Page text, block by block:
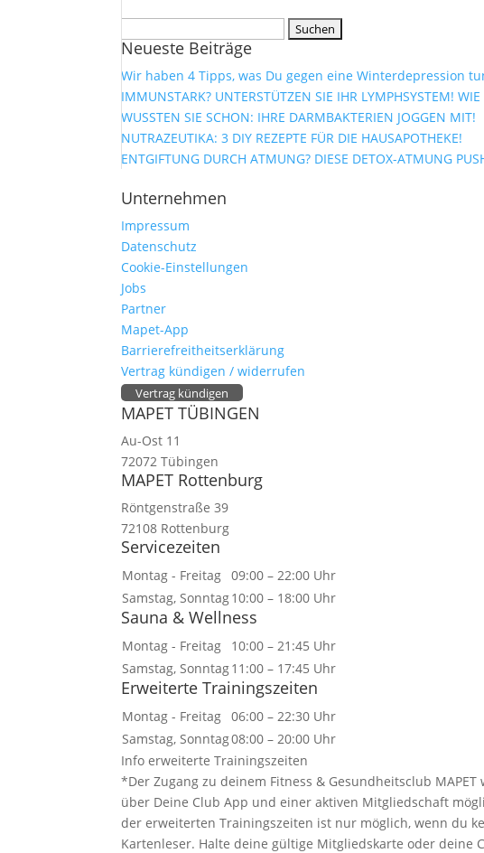
nach:
Neueste Beiträge
Wir haben 4 Tipps, was Du gegen eine Winterdepression
IMMUNSTARK? UNTERSTÜTZEN SIE IHR LYMPHSYSTEM!
WUSSTEN SIE SCHON: IHRE DARMBAKTERIEN JOGGEN MIT!
NUTRAZEUTIKA: 3 DIY REZEPTE FÜR DIE HAUSAPOTHEKE!
ENTGIFTUNG DURCH ATMUNG? DIESE DETOX-ATMUNG
Unternehmen
Impressum
Datenschutz
Cookie-Einstellungen
Jobs
Partner
Mapet-App
Barrierefreitheitserklärung
Vertrag kündigen / widerrufen
Vertrag kündigen
MAPET TÜBINGEN
Au-Ost 11
72072 Tübingen
MAPET Rottenburg
Röntgenstraße 39
72108 Rottenburg
Servicezeiten
Montag - Freitag
09:00 – 22:00 Uhr
Samstag, Sonntag10:00 – 18:00 Uhr
Sauna & Wellness
Montag - Freitag
10:00 – 21:45 Uhr
Samstag, Sonntag11:00 – 17:45 Uhr
Erweiterte Trainingszeiten
Montag - Freitag
06:00 – 22:30 Uhr
Samstag, Sonntag08:00 – 20:00 Uhr
Info erweiterte Trainingszeiten
*Der Zugang zu deinem Fitness & Gesundheitsclub
über Deine Club App und einer aktiven Mitgliedschaft
der erweiterten Trainingszeiten ist nur möglich, wenn du
Kartenleser. Halte deine gültige Mitgliedskarte oder